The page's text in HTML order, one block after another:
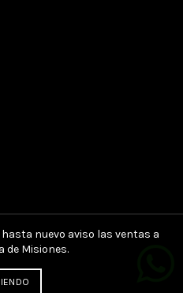
nuevo aviso las ventas a
de Misiones.